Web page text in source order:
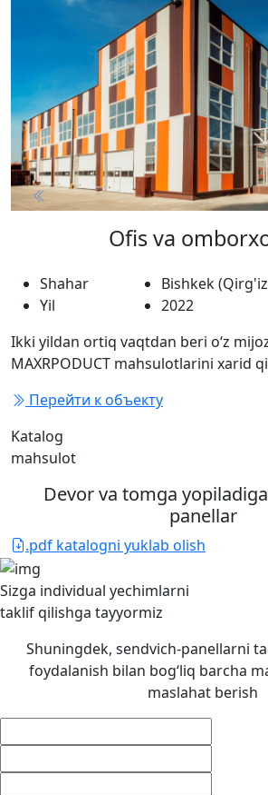
Ofis va
Shahar
Yil
Bishkek
2022
Ikki yildan ortiq vaqtdan beri o‘z
MAXRPODUCT mahsulotlarini xarid
Перейти к объекту
Previous
Katalog
mahsulot
Devor va tomga
panellar
.pdf katalogni yuklab olish
Sizga individual yechimlarni
taklif qilishga tayyormiz
Shuningdek, sendvich-panellarni
foydalanish bilan bog‘liq barcha
maslahat berish